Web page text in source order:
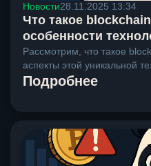
Новости28.11.2025 13:34
Что такое
особенности
Рассмотрим, что такое
аспекты этой уникальной
Подробнее